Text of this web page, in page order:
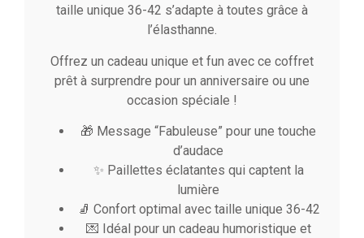
taille unique 36-42 s’adapte à toutes grâce à
l’élasthanne.
Offrez un cadeau unique et fun avec ce coffret
prêt à surprendre pour un anniversaire ou une
occasion spéciale !
🎁 Message “Fabuleuse” pour une touche
d’audace
✨ Paillettes éclatantes qui captent la
lumière
🧦 Confort optimal avec taille unique 36-42
💌 Idéal pour un cadeau humoristique et